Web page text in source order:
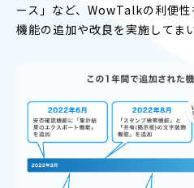
ース」など、WowTalkの利便
機能の追加や改良を実施してま